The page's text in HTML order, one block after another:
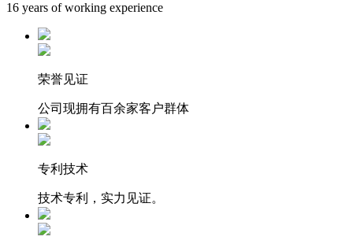
16 years of working experience
荣誉见证
公司现拥有百余家客户群体
专利技术
技术专利，实力见证。